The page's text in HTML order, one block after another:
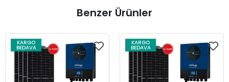
Benzer Ürünler
KARGO
BEDAVA
KARGO
BEDAVA